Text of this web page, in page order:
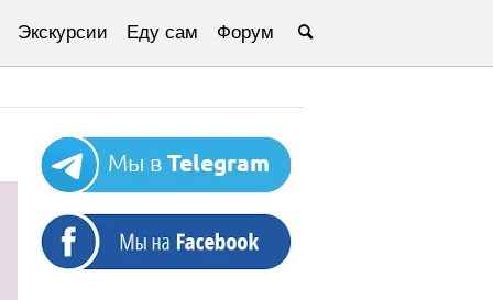
Экскурсии Еду сам Форум